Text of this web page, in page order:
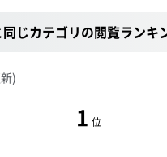
じカテゴリの閲覧ランキ
)
1 位